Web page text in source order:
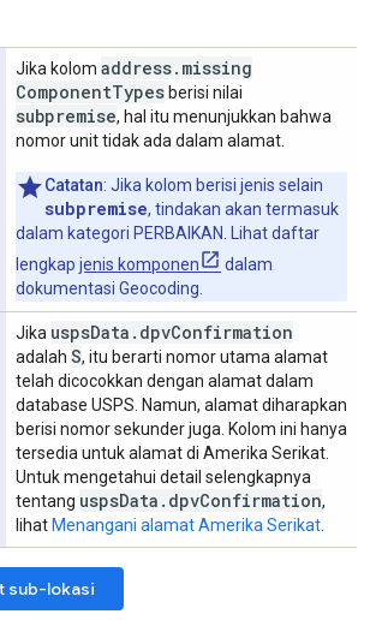
Jika kolom address. missing
ComponentTypes berisi nilai
subpremise, hal itu menunjukkan bahwa
nomor unit tidak ada dalam alamat.
Catatan: Jika kolom berisi jenis selain
subpremise, tindakan akan termasuk
dalam kategori PERBAIKAN. Lihat daftar
lengkap jenis komponen
dalam
dokumentasi Geocoding.
Jika uspsData . dpvConfirmation
adalah S, itu berarti nomor utama alamat
telah dicocokkan dengan alamat dalam
database USPS. Namun, alamat diharapkan
berisi nomor sekunder juga. Kolom ini hanya
tersedia untuk alamat di Amerika Serikat.
Untuk mengetahui detail selengkapnya
tentang uspsData . dpvConfirmation,
lihat Menangani alamat Amerika Serikat
sub-lokasi